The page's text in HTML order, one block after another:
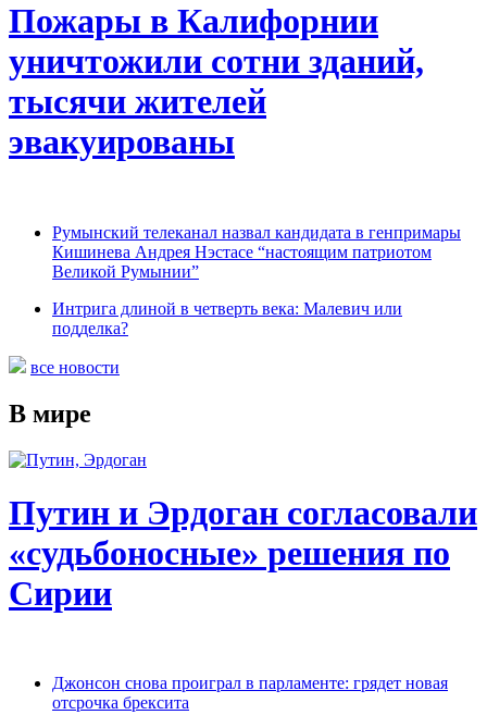
Пожары в Калифорнии
уничтожили сотни зданий,
тысячи жителей
эвакуированы
Румынский телеканал назвал кандидата в генпримары
Кишинева Андрея Нэстасе “настоящим патриотом
Великой Румынии”
Интрига длиной в четверть века: Малевич или
подделка?
все новости
В мире
Путин и Эрдоган согласовали
«судьбоносные» решения по
Сирии
Джонсон снова проиграл в парламенте: грядет новая
отсрочка брексита